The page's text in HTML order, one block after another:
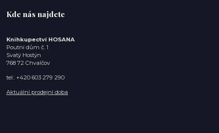
Kde nás najdete
Knihkupectví HOSANA
Poutní dům č. 1
Svatý Hostýn
768 72 Chvalčov
tel.: +420 603 279 290
Aktuální prodejní doba